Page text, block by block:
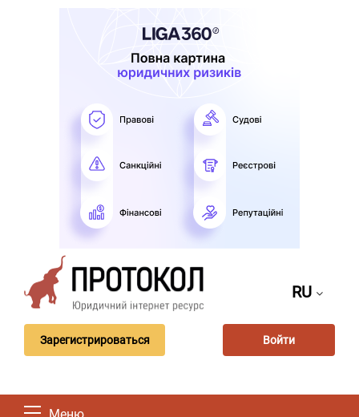
RU
Зарегистрироваться Войти